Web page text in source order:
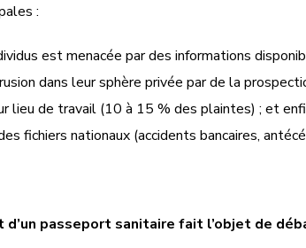
:
est menacée par des informations
dans leur sphère privée par de la
lieu de travail (10 à 15 % des plaintes) ; et
fichiers nationaux (accidents bancaires,
d’un passeport sanitaire fait l’objet de